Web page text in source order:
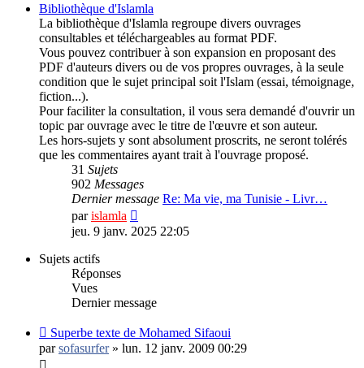
Bibliothèque d'Islamla
La bibliothèque d'Islamla regroupe divers ouvrages
consultables et téléchargeables au format PDF.
Vous pouvez contribuer à son expansion en proposant des
PDF d'auteurs divers ou de vos propres ouvrages, à la seule
condition que le sujet principal soit l'Islam (essai, témoignage,
fiction...).
Pour faciliter la consultation, il vous sera demandé d'ouvrir un
topic par ouvrage avec le titre de l'œuvre et son auteur.
Les hors-sujets y sont absolument proscrits, ne seront tolérés
que les commentaires ayant trait à l'ouvrage proposé.
31 Sujets
902 Messages
Dernier message Re: Ma vie, ma Tunisie - Livr…
parislamla
le
jeu. 9 janv. 2025 22:05
Sujets actifs
Réponses
Vues
Dernier message
Superbe texte de Mohamed Sifaoui
parsofasurfer» lun. 12 janv. 2009 00:29